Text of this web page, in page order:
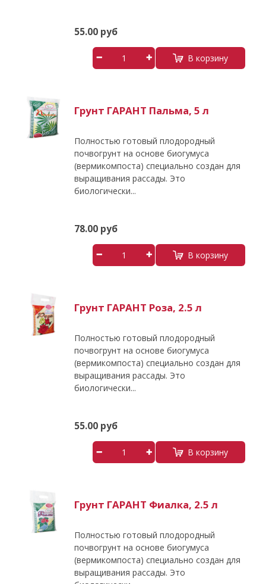
55.00 руб
В корзину
Грунт ГАРАНТ Пальма, 5 л
Полностью готовый плодородный
почвогрунт на основе биогумуса
(вермикомпоста) специально создан для
выращивания рассады. Это
биологически...
78.00 руб
В корзину
Грунт ГАРАНТ Роза, 2.5 л
Полностью готовый плодородный
почвогрунт на основе биогумуса
(вермикомпоста) специально создан для
выращивания рассады. Это
биологически...
55.00 руб
В корзину
Грунт ГАРАНТ Фиалка, 2.5 л
Полностью готовый плодородный
почвогрунт на основе биогумуса
(вермикомпоста) специально создан для
выращивания рассады. Это